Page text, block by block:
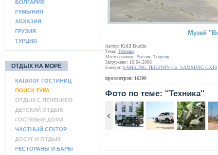
БОЛГАРИЯ
РУМЫНИЯ
АБХАЗИЯ
ГРУЗИЯ
ТУРЦИЯ
ОТДЫХ НА МОРЕ
КАТАЛОГ ГОСТИНИЦ
ПОИСК ТУРА
ОТДЫХ С ЛЕЧЕНИЕМ
ДЕТСКИЙ ОТДЫХ
ГОСТЕВЫЕ ДОМА
ЧАСТНЫЙ СЕКТОР
ДОСУГ И ОТДЫХ
РЕСТОРАНЫ И БАРЫ
Музей
Автор: Kirill Burdin
Тема: Техника
Место съемки: Россия Темрюк
Загружено: 16.04.2008
Камера: SAMSUNG TECHWIN Co. SAMSUNG GX10
просмотров: 16300
Фото по теме: ''Техника''